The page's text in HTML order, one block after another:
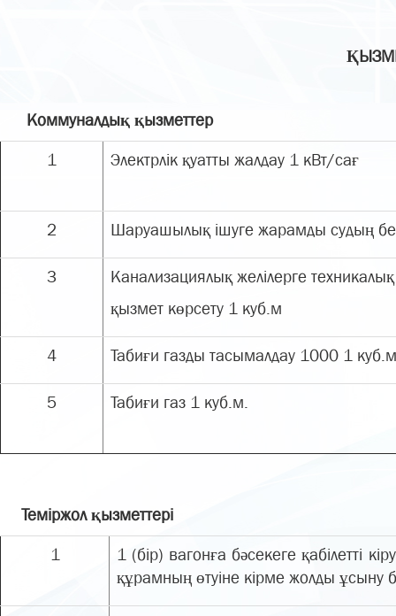
Коммуналдық қызметтер
1
Электрлік қуатты жалдау 1 кВт/сағ
2 Шаруашылық ішуге жарамды судың
3
Канализациялық желілерге техникалық
қызмет көрсету 1 куб.м
4 Табиғи газды тасымалдау 1000 1 куб.м
5 Табиғи газ 1 куб.м.
Теміржол қызметтері
1
1 (бір) вагонға бәсекеге қабілетті
құрамның өтуіне кірме жолды